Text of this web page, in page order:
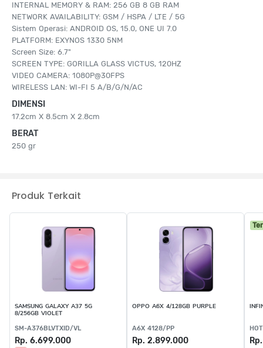
INTERNAL MEMORY & RAM: 256 GB 8 GB RAM
NETWORK AVAILABILITY: GSM / HSPA / LTE / 5G
Sistem Operasi: ANDROID OS, 15.0, ONE UI 7.0
PLATFORM: EXYNOS 1330 5NM
Screen Size: 6.7"
SCREEN TYPE: GORILLA GLASS VICTUS, 120HZ
VIDEO CAMERA: 1080P@30FPS
WIRELESS LAN: WI-FI 5 A/B/G/N/AC
DIMENSI
17.2cm X 8.5cm X 2.8cm
BERAT
250 gr
Produk Terkait
SAMSUNG GALAXY A37 5G
8/256GB VIOLET
SM-A376BLVTXID/VL
Rp. 6.699.000
OPPO A6X 4/128GB PURPLE
A6X 4128/PP
Rp. 2.899.000